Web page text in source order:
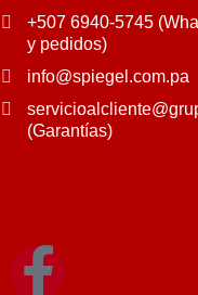
+507 6940-5745
y pedidos)
info@spiegel.com.pa
(Garantías)